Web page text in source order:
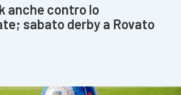
anche contro lo
sabato derby a Rovato